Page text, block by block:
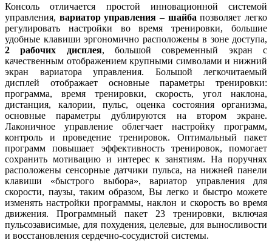
Консоль отличается простой инновационной системой
управления, вариатор управления – шайба позволяет легко
регулировать настройки во время тренировки, большие
удобные клавиши эргономично расположены в зоне доступа,
2 рабочих дисплея, большой современный экран с
качественным отображением крупными символами и нижний
экран вариатора управления. Большой легкочитаемый
дисплей отображает основные параметры тренировки:
программа, время тренировки, скорость, угол наклона,
дистанция, калории, пульс, оценка состояния организма,
основные параметры дублируются на втором экране.
Лаконичное управление облегчает настройку программ,
контроль и проведение тренировок. Оптимальный пакет
программ повышает эффективность тренировок, помогает
сохранить мотивацию и интерес к занятиям. На поручнях
расположены сенсорные датчики пульса, на нижней панели
клавиши «быстрого выбора», вариатор управления для
скорости, паузы, таким образом, Вы легко и быстро можете
изменять настройки программы, наклон и скорость во время
движения. Программный пакет 23 тренировки, включая
пульсозависимые, для похудения, целевые, для выносливости
и восстановления сердечно-сосудистой системы.